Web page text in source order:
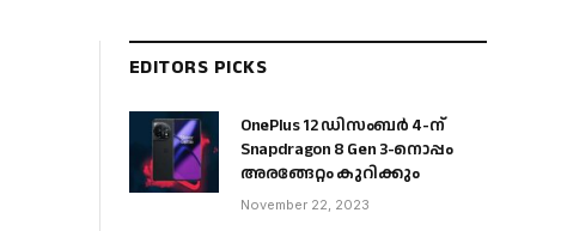
EDITORS PICKS
OnePlus 12 ഡിസംബർ 4-ന്
Snapdragon 8 Gen 3-നൊപ്പം
അരങ്ങേറ്റം കുറിക്കും
November 22, 2023